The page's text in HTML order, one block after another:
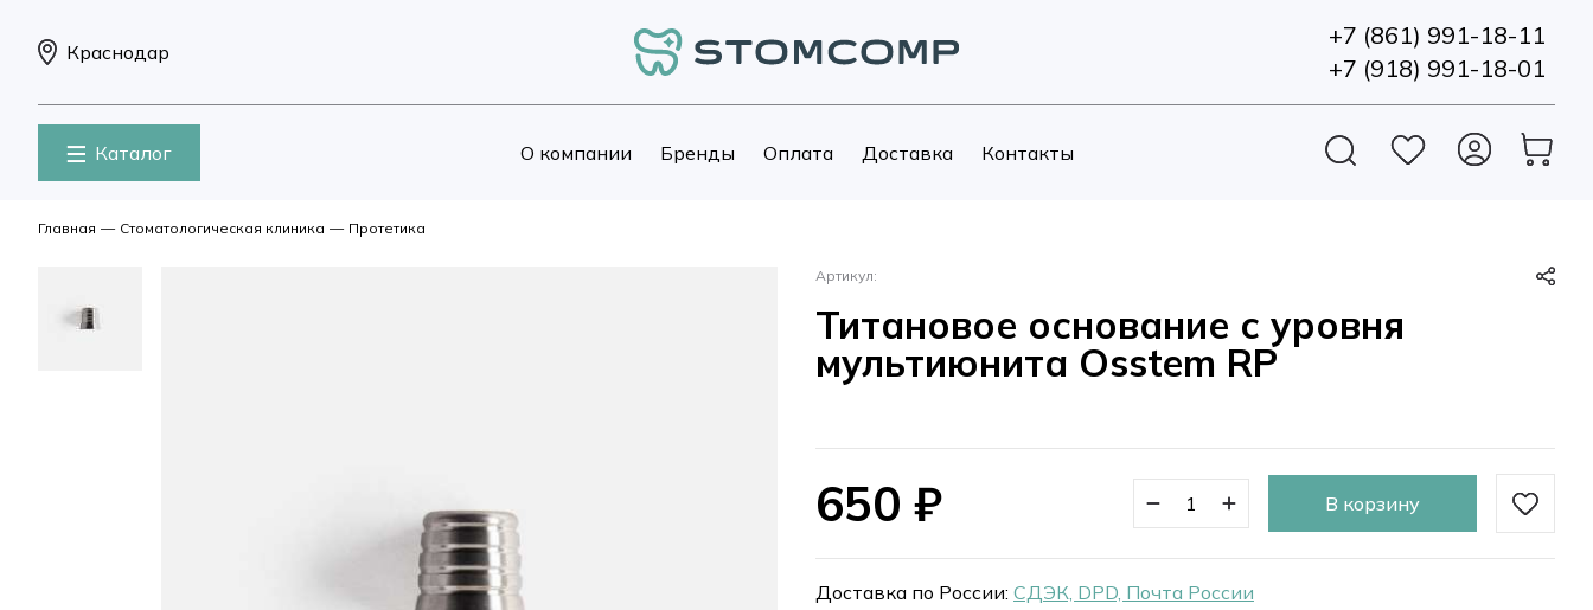
Краснодар
+7 (861) 991-18-11
+7 (918) 991-18-01
Каталог О компании Бренды Оплата Доставка Контакты
Главная — Стоматологическая клиника — Протетика
Артикул:
Титановое основание с уровня
мультиюнита Osstem RP
650 ₽ В корзину
Доставка по России: СДЭК, DPD, Почта России